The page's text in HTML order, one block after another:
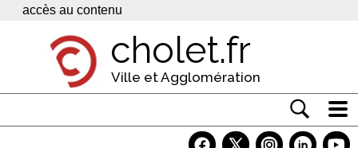
Panneau de gestion des cookies
accès au contenu
cholet.fr
Ville et Agglomération